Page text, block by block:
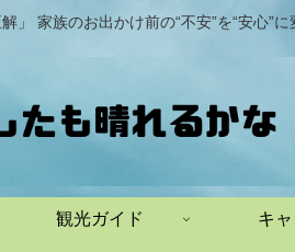
」 家族のお出かけ前の“不安”を“安心”に
観光ガイド キ